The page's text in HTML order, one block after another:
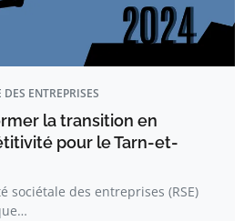
ENTREPRISES
la transition en
pour le Tarn-et-
sociétale des entreprises (RSE)